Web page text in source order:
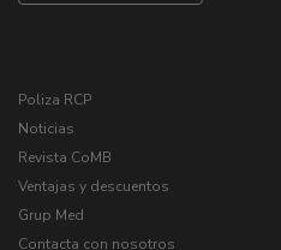
Poliza RCP
Noticias
Revista CoMB
Ventajas y descuentos
Grup Med
Contacta con nosotros